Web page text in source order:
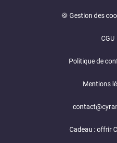
🍪 Gestion des
CGU
Politique de
Mentions
Cadeau : offrir